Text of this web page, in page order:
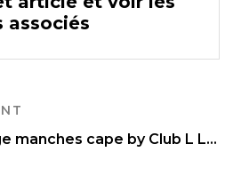
associés
manches cape by Club L L...